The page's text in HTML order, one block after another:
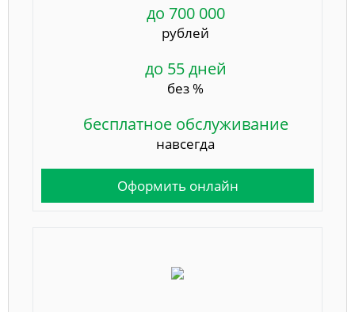
до 700 000
рублей
до 55 дней
без %
бесплатное обслуживание
навсегда
Оформить онлайн